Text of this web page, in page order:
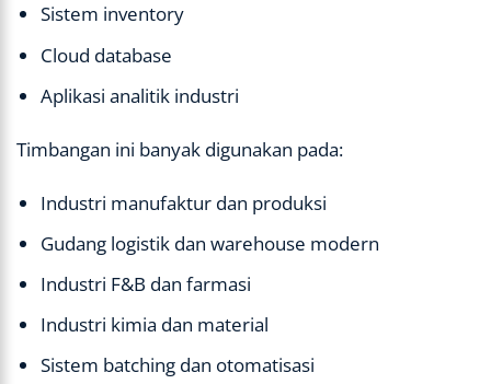
Sistem inventory
Cloud database
Aplikasi analitik industri
Timbangan ini banyak digunakan pada:
Industri manufaktur dan produksi
Gudang logistik dan warehouse modern
Industri F&B dan farmasi
Industri kimia dan material
Sistem batching dan otomatisasi